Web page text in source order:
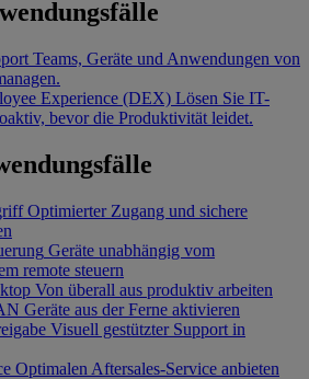
Teams, Geräte und Anwendungen von
Experience (DEX) Lösen Sie IT-
bevor die Produktivität leidet.
Optimierter Zugang und sichere
Geräte unabhängig vom
remote steuern
Von überall aus produktiv arbeiten
Geräte aus der Ferne aktivieren
Visuell gestützter Support in
Optimalen Aftersales-Service anbieten